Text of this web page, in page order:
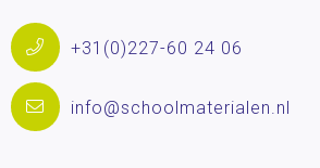
+31(0)227-60 24 06
info@schoolmaterialen.nl